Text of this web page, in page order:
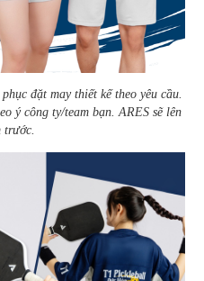
đặt may thiết kế theo yêu cầu.
ý công ty/team bạn. ARES sẽ lên
trước.